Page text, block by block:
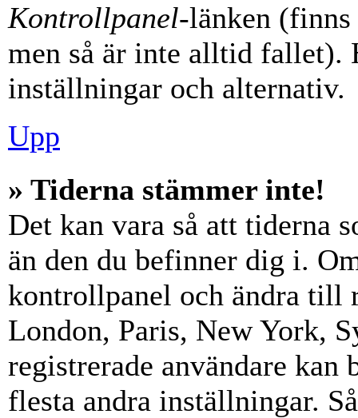
Kontrollpanel-länken
men så är inte alltid fallet).
inställningar och alternativ.
Upp
» Tiderna stämmer inte!
Det kan vara så att tiderna
än den du befinner dig i.
kontrollpanel och ändra till
London, Paris, New York,
registrerade användare kan
flesta andra inställningar.